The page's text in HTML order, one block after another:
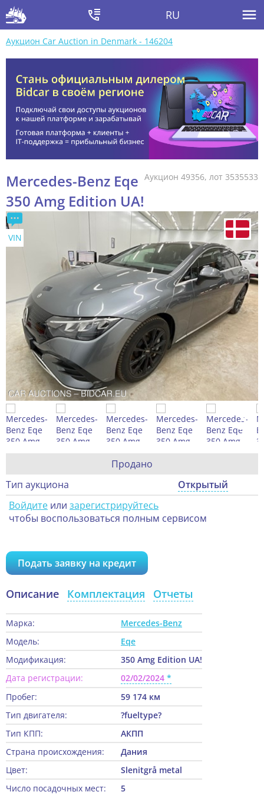
RU
Аукцион Car Auction in Denmark - 146204
Аукцион 49356, лот 3535533
Mercedes-Benz Eqe
350 Amg Edition UA!
VIN
Продано
Тип аукциона
Открытый
Войдите или зарегистрируйтесь
чтобы воспользоваться полным сервисом
Подать заявку на кредит
Описание Комплектация Отчеты
Марка:
Mercedes-Benz
Модель:
Eqe
Модификация:
350 Amg Edition UA!
Дата регистрации:
02/02/2024
Пробег:
59 174 км
Тип двигателя:
?fueltype?
Тип КПП:
АКПП
Страна происхождения:
Дания
Цвет:
Slenitgrå metal
Число посадочных мест:
5